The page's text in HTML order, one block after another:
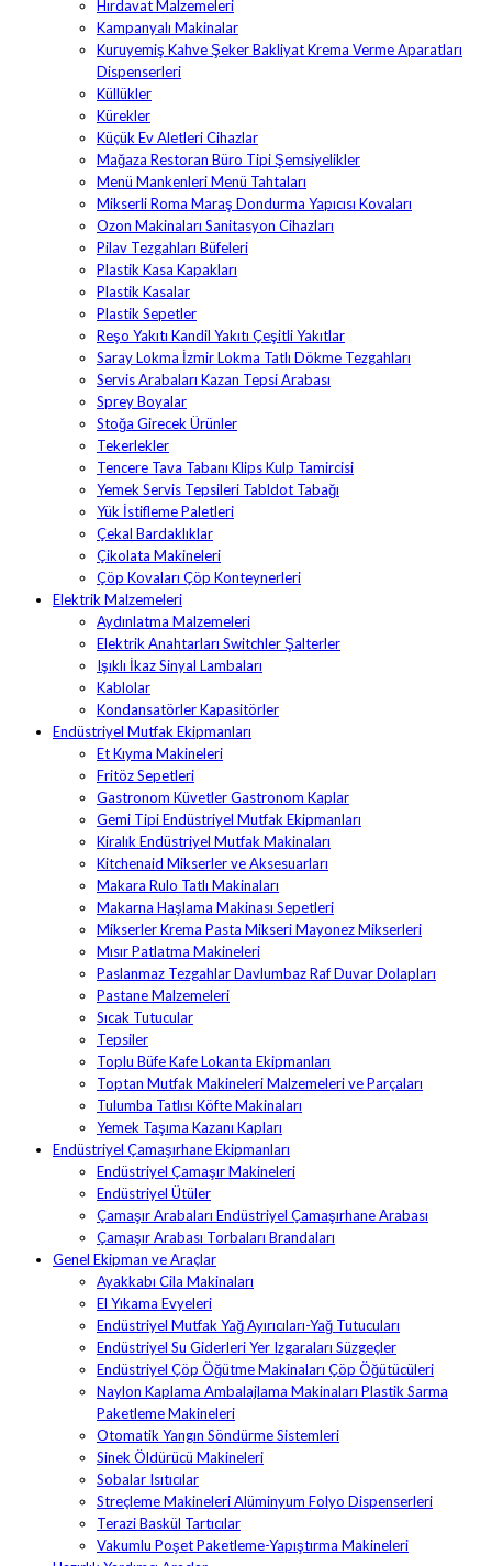
Hırdavat Malzemeleri
Kampanyalı Makinalar
Kuruyemiş Kahve Şeker Bakliyat Krema Verme Aparatları
Dispenserleri
Küllükler
Kürekler
Küçük Ev Aletleri Cihazlar
Mağaza Restoran Büro Tipi Şemsiyelikler
Menü Mankenleri Menü Tahtaları
Mikserli Roma Maraş Dondurma Yapıcısı Kovaları
Ozon Makinaları Sanitasyon Cihazları
Pilav Tezgahları Büfeleri
Plastik Kasa Kapakları
Plastik Kasalar
Plastik Sepetler
Reşo Yakıtı Kandil Yakıtı Çeşitli Yakıtlar
Saray Lokma İzmir Lokma Tatlı Dökme Tezgahları
Servis Arabaları Kazan Tepsi Arabası
Sprey Boyalar
Stoğa Girecek Ürünler
Tekerlekler
Tencere Tava Tabanı Klips Kulp Tamircisi
Yemek Servis Tepsileri Tabldot Tabağı
Yük İstifleme Paletleri
Çekal Bardaklıklar
Çikolata Makineleri
Çöp Kovaları Çöp Konteynerleri
Elektrik Malzemeleri
Aydınlatma Malzemeleri
Elektrik Anahtarları Switchler Şalterler
Işıklı İkaz Sinyal Lambaları
Kablolar
Kondansatörler Kapasitörler
Endüstriyel Mutfak Ekipmanları
Et Kıyma Makineleri
Fritöz Sepetleri
Gastronom Küvetler Gastronom Kaplar
Gemi Tipi Endüstriyel Mutfak Ekipmanları
Kiralık Endüstriyel Mutfak Makinaları
Kitchenaid Mikserler ve Aksesuarları
Makara Rulo Tatlı Makinaları
Makarna Haşlama Makinası Sepetleri
Mikserler Krema Pasta Mikseri Mayonez Mikserleri
Mısır Patlatma Makineleri
Paslanmaz Tezgahlar Davlumbaz Raf Duvar Dolapları
Pastane Malzemeleri
Sıcak Tutucular
Tepsiler
Toplu Büfe Kafe Lokanta Ekipmanları
Toptan Mutfak Makineleri Malzemeleri ve Parçaları
Tulumba Tatlısı Köfte Makinaları
Yemek Taşıma Kazanı Kapları
Endüstriyel Çamaşırhane Ekipmanları
Endüstriyel Çamaşır Makineleri
Endüstriyel Ütüler
Çamaşır Arabaları Endüstriyel Çamaşırhane Arabası
Çamaşır Arabası Torbaları Brandaları
Genel Ekipman ve Araçlar
Ayakkabı Cila Makinaları
El Yıkama Evyeleri
Endüstriyel Mutfak Yağ Ayırıcıları-Yağ Tutucuları
Endüstriyel Su Giderleri Yer Izgaraları Süzgeçler
Endüstriyel Çöp Öğütme Makinaları Çöp Öğütücüleri
Naylon Kaplama Ambalajlama Makinaları Plastik Sarma
Paketleme Makineleri
Otomatik Yangın Söndürme Sistemleri
Sinek Öldürücü Makineleri
Sobalar Isıtıcılar
Streçleme Makineleri Alüminyum Folyo Dispenserleri
Terazi Baskül Tartıcılar
Vakumlu Poşet Paketleme-Yapıştırma Makineleri